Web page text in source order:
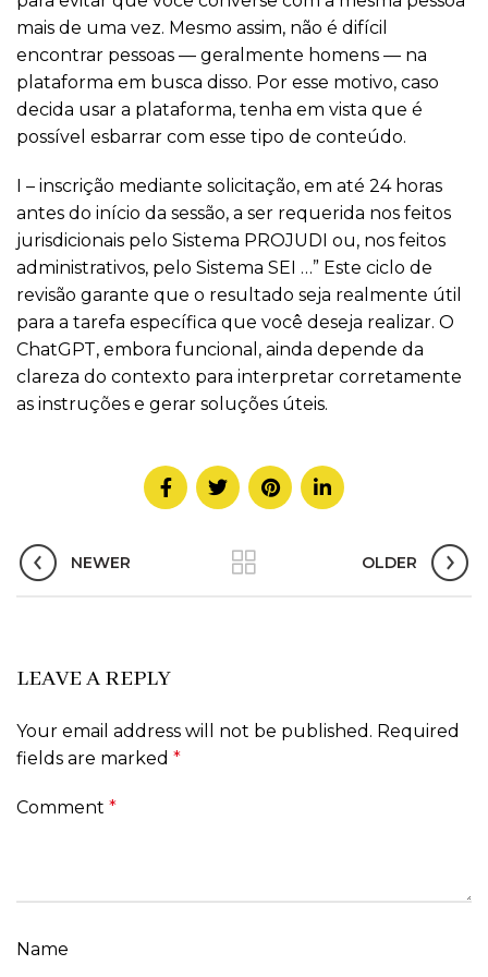
mais de uma vez. Mesmo assim, não é difícil
encontrar pessoas — geralmente homens — na
plataforma em busca disso. Por esse motivo, caso
decida usar a plataforma, tenha em vista que é
possível esbarrar com esse tipo de conteúdo.
I – inscrição mediante solicitação, em até 24 horas
antes do início da sessão, a ser requerida nos feitos
jurisdicionais pelo Sistema PROJUDI ou, nos feitos
administrativos, pelo Sistema SEI …” Este ciclo de
revisão garante que o resultado seja realmente útil
para a tarefa específica que você deseja realizar. O
ChatGPT, embora funcional, ainda depende da
clareza do contexto para interpretar corretamente
as instruções e gerar soluções úteis.
NEWER OLDER
LEAVE A REPLY
Your email address will not be published. Required
fields are marked *
Comment *
Name